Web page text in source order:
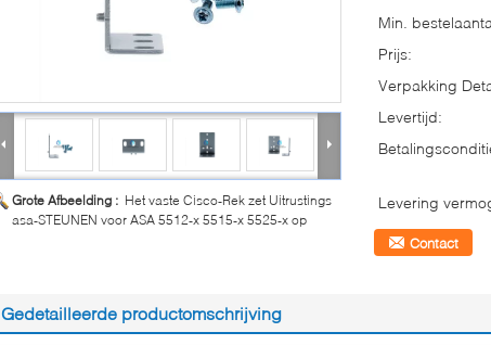
Grote Afbeelding : Het vaste Cisco-Rek zet Uitrustings
asa-STEUNEN voor ASA 5512-x 5515-x 5525-x op
Min.
Prijs:
Verpakking
Levertijd:
Levering
Contact
Gedetailleerde productomschrijving